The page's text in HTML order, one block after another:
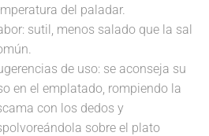
del paladar.
sutil, menos salado que la sal
de uso: se aconseja su
en el emplatado, rompiendo la
con los dedos y
sobre el plato